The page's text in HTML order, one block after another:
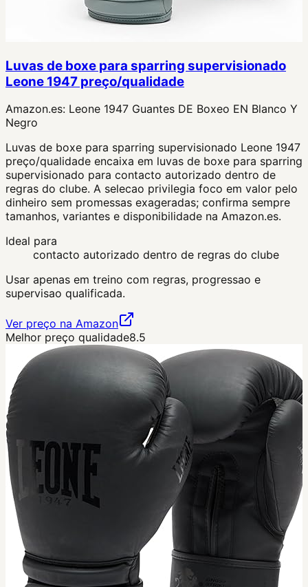
Luvas de boxe para sparring supervisionado
Leone 1947 preço/qualidade
Amazon.es: Leone 1947 Guantes DE Boxeo EN Blanco Y
Negro
Luvas de boxe para sparring supervisionado Leone 1947
preço/qualidade encaixa em luvas de boxe para sparring
supervisionado para contacto autorizado dentro de
regras do clube. A selecao privilegia foco em valor pelo
dinheiro sem promessas exageradas; confirma sempre
tamanhos, variantes e disponibilidade na Amazon.es.
Ideal para
contacto autorizado dentro de regras do clube
Usar apenas em treino com regras, progressao e
supervisao qualificada.
Ver preço na Amazon
Melhor preço qualidade8.5